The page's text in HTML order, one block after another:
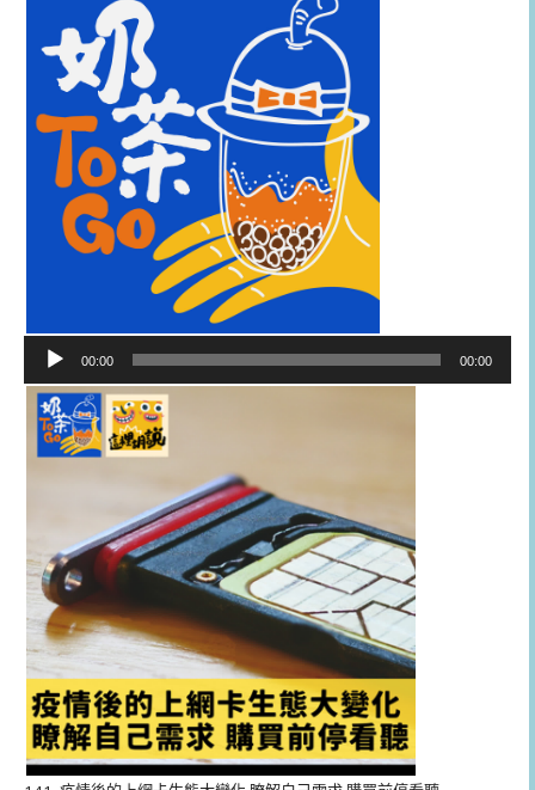
播
器
00:00 00:00